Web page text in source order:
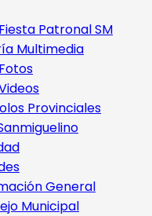
Fiesta Patronal SM
Multimedia
Fotos
Provinciales
General
Municipal